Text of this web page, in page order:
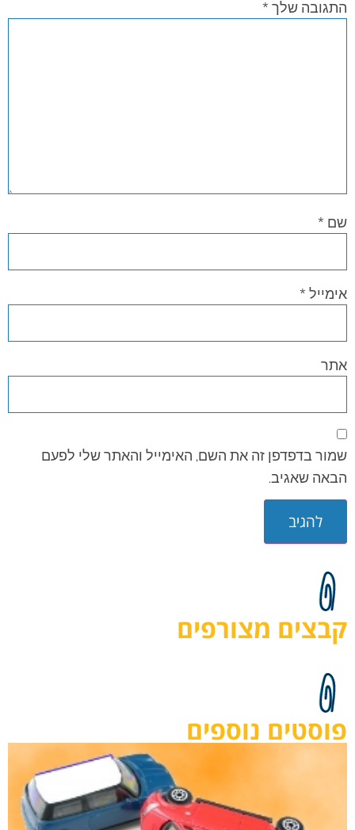
התגובה שלך *
שם *
אימייל *
אתר
שמור בדפדפן זה את השם, האימייל והאתר שלי לפעם
הבאה שאגיב.
קבצים מצורפים
פוסטים נוספים